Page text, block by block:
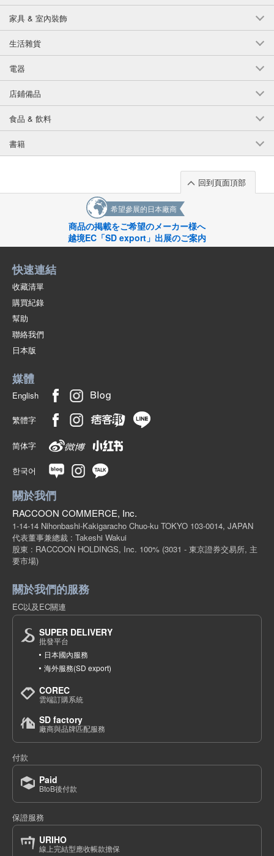
家具 & 室內裝飾
生活雜貨
電器
店鋪備品
食品 & 飲料
書籍
回到頁面頂部
希望參展的日本廠商
商品の掲載をご希望のメーカー様へ
越境EC「SD export」出展のご案内
快速連結
收藏清單
購買紀錄
幫助
聯絡我們
日本版
媒體
English
繁體字
简体字
한국어
關於我們
RACCOON COMMERCE, Inc.
1-14-14 Nihonbashi-Kakigaracho Chuo-ku TOKYO 103-0014, JAPAN
代表董事兼總裁 : Takeshi Wakui
股東 : RACCOON HOLDINGS, Inc. 100% (3031 - 東京證券交易所, 主
要市場)
關於我們的服務
EC以及EC關連
SUPER DELIVERY
批發平台
日本國內服務
海外服務(SD export)
COREC
雲端訂購系統
SD factory
廠商與品牌匹配服務
付款
Paid
BtoB後付款
保證服務
URIHO
線上完結型應收帳款擔保